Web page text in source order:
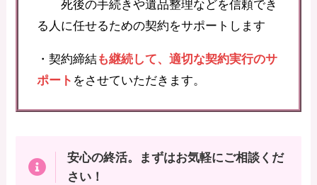
死後の手続きや遺品整理などを信頼でき
る人に任せるための契約をサポートします
・契約締結も継続して、適切な契約実行のサ
ポート をさせていただきます。
安心の終活。まずはお気軽にご相談くだ
さい！